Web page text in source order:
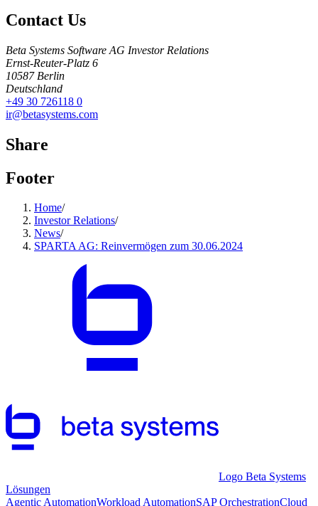
Contact Us
Beta Systems Software AG Investor Relations
Ernst-Reuter-Platz 6
10587 Berlin
Deutschland
+49 30 726118 0
ir@betasystems.com
Share
Footer
Home/
Investor Relations/
News/
SPARTA AG: Reinvermögen zum 30.06.2024
Logo Beta Systems
Lösungen
Agentic AutomationWorkload AutomationSAP OrchestrationCloud